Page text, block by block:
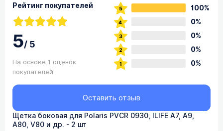
Рейтинг покупателей
5/5
На основе 1 оценок
покупателей
100%
0%
0%
0%
0%
Щетка боковая для Polaris PVCR 0930, ILIFE A7, A9,
A80, V80 и др. - 2 шт
Оставить отзыв